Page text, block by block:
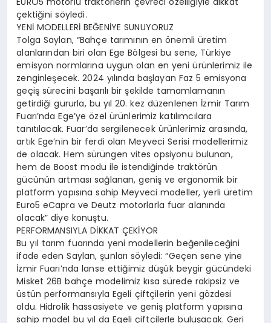
çektiğini söyledi.
YENİ MODELLERİ BEĞENİYE SUNUYORUZ
Tolga Saylan, “Bahçe tarımının en önemli üretim
alanlarından biri olan Ege Bölgesi bu sene, Türkiye
emisyon normlarına uygun olan en yeni ürünlerimiz ile
zenginleşecek. 2024 yılında başlayan Faz 5 emisyona
geçiş sürecini başarılı bir şekilde tamamlamanın
getirdiği gururla, bu yıl 20. kez düzenlenen İzmir Tarım
Fuarı’nda Ege’ye özel ürünlerimiz katılımcılara
tanıtılacak. Fuar’da sergilenecek ürünlerimiz arasında,
artık Ege’nin bir ferdi olan Meyveci Serisi modellerimiz
de olacak. Hem sürüngen vites opsiyonu bulunan,
hem de Boost modu ile istendiğinde traktörün
gücünün artması sağlanan, geniş ve ergonomik bir
platform yapısına sahip Meyveci modeller, yerli üretim
Euro5 eCapra ve Deutz motorlarla fuar alanında
olacak” diye konuştu.
PERFORMANSIYLA DİKKAT ÇEKİYOR
Bu yıl tarım fuarında yeni modellerin beğenileceğini
ifade eden Saylan, şunları söyledi: “Geçen sene yine
İzmir Fuarı’nda lanse ettiğimiz düşük beygir gücündeki
Misket 26B bahçe modelimiz kısa sürede rakipsiz ve
üstün performansıyla Egeli çiftçilerin yeni gözdesi
oldu. Hidrolik hassasiyete ve geniş platform yapısına
sahip model bu yıl da Egeli çiftçilerle buluşacak. Geri